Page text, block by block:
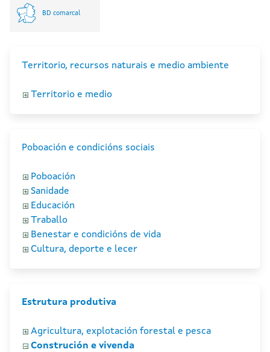
BD comarcal
Territorio, recursos naturais e medio ambiente
Territorio e medio
Poboación e condicións sociais
Poboación
Sanidade
Educación
Traballo
Benestar e condicións de vida
Cultura, deporte e lecer
Estrutura produtiva
Agricultura, explotación forestal e pesca
Construción e vivenda